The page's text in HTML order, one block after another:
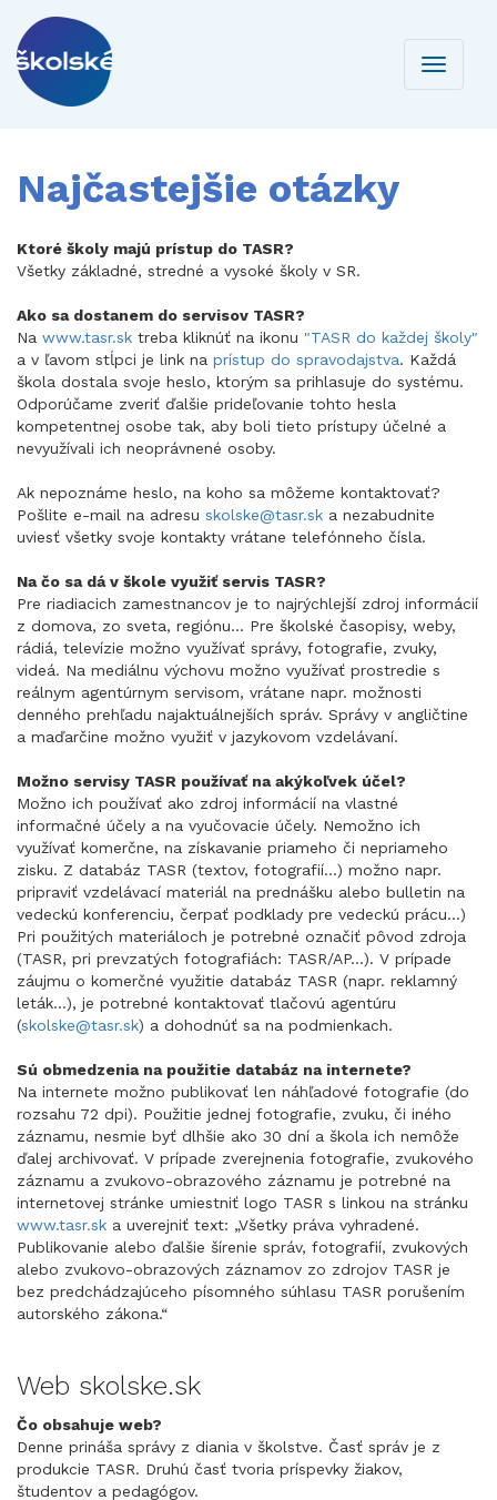
Toggle
Najčastejšie otázky
Ktoré školy majú prístup do TASR?
Všetky základné, stredné a vysoké školy v SR.
Ako sa dostanem do servisov TASR?
Na www.tasr.sk treba kliknúť na ikonu "TASR do každej školy"
a v ľavom stĺpci je link na prístup do spravodajstva. Každá
škola dostala svoje heslo, ktorým sa prihlasuje do systému.
Odporúčame zveriť ďalšie prideľovanie tohto hesla
kompetentnej osobe tak, aby boli tieto prístupy účelné a
nevyužívali ich neoprávnené osoby.
Ak nepoznáme heslo, na koho sa môžeme kontaktovať?
Pošlite e-mail na adresu skolske@tasr.sk a nezabudnite
uviesť všetky svoje kontakty vrátane telefónneho čísla.
Na čo sa dá v škole využiť servis TASR?
Pre riadiacich zamestnancov je to najrýchlejší zdroj informácií
z domova, zo sveta, regiónu... Pre školské časopisy, weby,
rádiá, televízie možno využívať správy, fotografie, zvuky,
videá. Na mediálnu výchovu možno využívať prostredie s
reálnym agentúrnym servisom, vrátane napr. možnosti
denného prehľadu najaktuálnejších správ. Správy v angličtine
a maďarčine možno využiť v jazykovom vzdelávaní.
Možno servisy TASR používať na akýkoľvek účel?
Možno ich používať ako zdroj informácií na vlastné
informačné účely a na vyučovacie účely. Nemožno ich
využívať komerčne, na získavanie priameho či nepriameho
zisku. Z databáz TASR (textov, fotografií...) možno napr.
pripraviť vzdelávací materiál na prednášku alebo bulletin na
vedeckú konferenciu, čerpať podklady pre vedeckú prácu...)
Pri použitých materiáloch je potrebné označiť pôvod zdroja
(TASR, pri prevzatých fotografiách: TASR/AP...). V prípade
záujmu o komerčné využitie databáz TASR (napr. reklamný
leták...), je potrebné kontaktovať tlačovú agentúru
(skolske@tasr.sk) a dohodnúť sa na podmienkach.
Sú obmedzenia na použitie databáz na internete?
Na internete možno publikovať len náhľadové fotografie (do
rozsahu 72 dpi). Použitie jednej fotografie, zvuku, či iného
záznamu, nesmie byť dlhšie ako 30 dní a škola ich nemôže
ďalej archivovať. V prípade zverejnenia fotografie, zvukového
záznamu a zvukovo-obrazového záznamu je potrebné na
internetovej stránke umiestniť logo TASR s linkou na stránku
www.tasr.sk a uverejniť text: „Všetky práva vyhradené.
Publikovanie alebo ďalšie šírenie správ, fotografií, zvukových
alebo zvukovo-obrazových záznamov zo zdrojov TASR je
bez predchádzajúceho písomného súhlasu TASR porušením
autorského zákona.“
Web skolske.sk
Čo obsahuje web?
Denne prináša správy z diania v školstve. Časť správ je z
produkcie TASR. Druhú časť tvoria príspevky žiakov,
študentov a pedagógov.